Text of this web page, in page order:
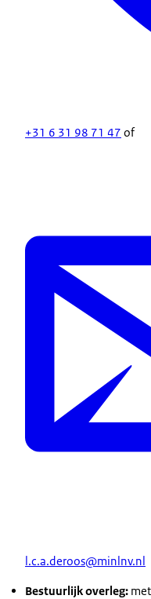
+31 6 31 98 71 47 of
l.c.a.deroos@minlnv.nl
Bestuurlijk overleg: